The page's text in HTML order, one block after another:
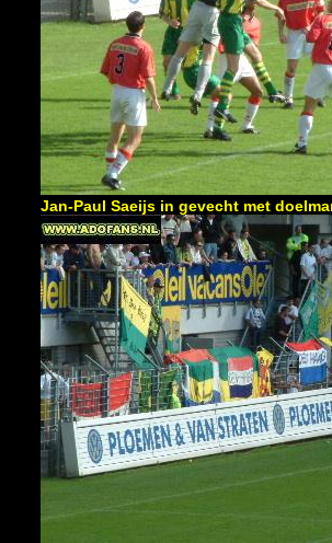
Jan-Paul Saeijs in gevecht met